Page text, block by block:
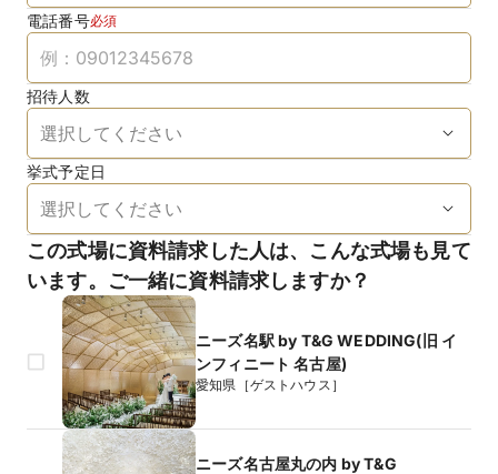
電話番号必須
招待人数
挙式予定日
この式場に資料請求した人は、こんな式場も見て
います。ご一緒に資料請求しますか？
ニーズ名駅 by T&G WEDDING(旧 イ
ンフィニート 名古屋)
愛知県［ゲストハウス］
ニーズ名古屋丸の内 by T&G